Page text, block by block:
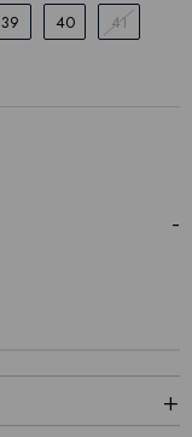
39 40 41